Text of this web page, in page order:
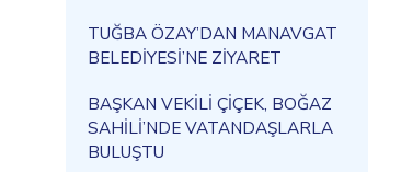
TUĞBA ÖZAY’DAN MANAVGAT
BELEDİYESİ’NE ZİYARET
BAŞKAN VEKİLİ ÇİÇEK, BOĞAZ
SAHİLİ’NDE VATANDAŞLARLA
BULUŞTU